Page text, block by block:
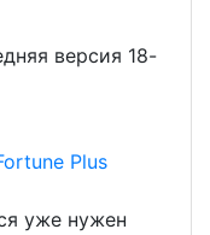
версия 18-
Plus
уже нужен